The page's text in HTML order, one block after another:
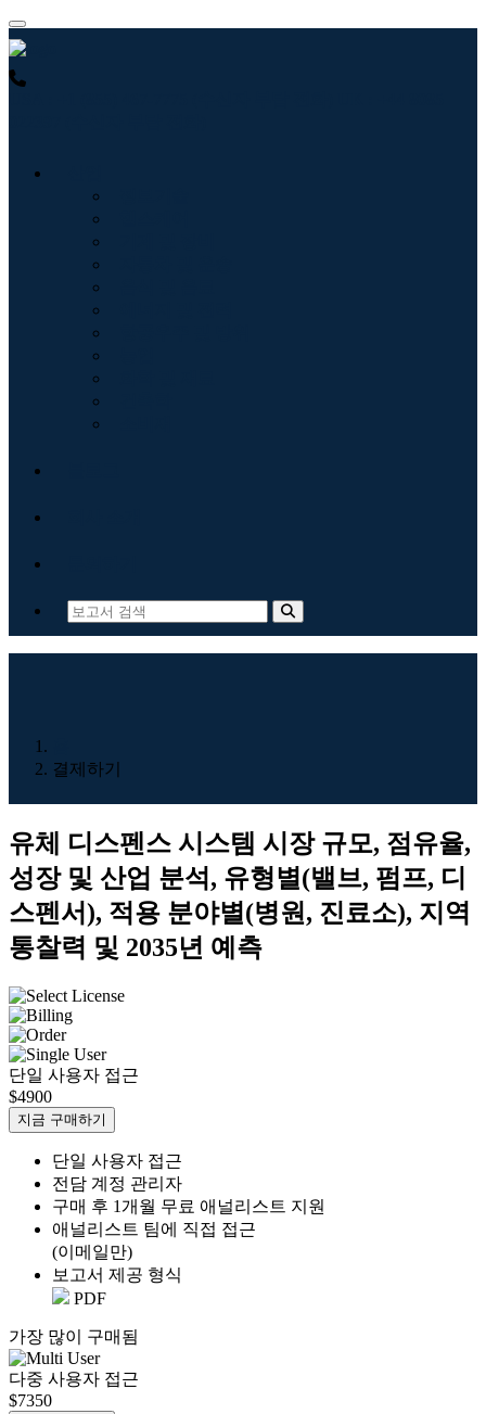
결제하기
유체 디스펜스 시스템 시장 규모, 점유율,
성장 및 산업 분석, 유형별(밸브, 펌프, 디
스펜서), 적용 분야별(병원, 진료소), 지역
통찰력 및 2035년 예측
단일 사용자 접근
$4900
지금 구매하기
단일 사용자 접근
전담 계정 관리자
구매 후 1개월 무료 애널리스트 지원
애널리스트 팀에 직접 접근
(이메일만)
보고서 제공 형식
PDF
가장 많이 구매됨
다중 사용자 접근
$7350